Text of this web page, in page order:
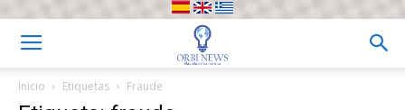
Inicio Etiquetas Fraude